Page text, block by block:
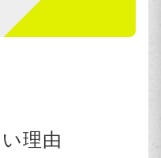
理由